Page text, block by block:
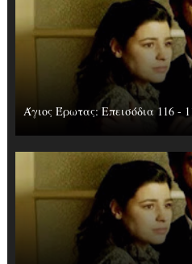
Άγιος Έρωτας: Επεισόδια 116 -